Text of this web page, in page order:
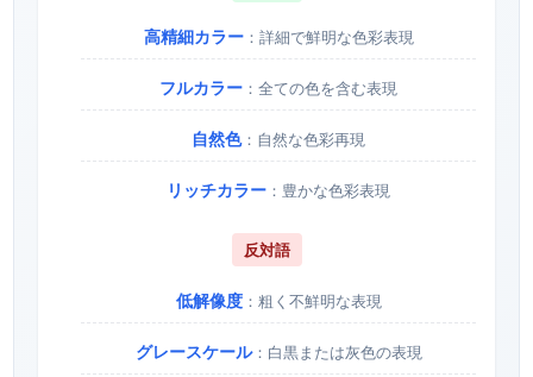
高精細カラー：詳細で鮮明な色彩表現
フルカラー ：全ての色を含む表現
自然色：自然な色彩再現
リッチカラー ：豊かな色彩表現
反対語
低解像度：粗く不鮮明な表現
グレースケール：白黒または灰色の表現